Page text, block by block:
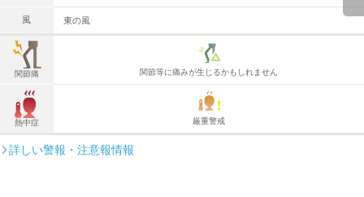
風 東の風
関節痛 関節等に痛みが生じるかもしれません
熱中症 厳重警戒
 詳しい警報・注意報情報